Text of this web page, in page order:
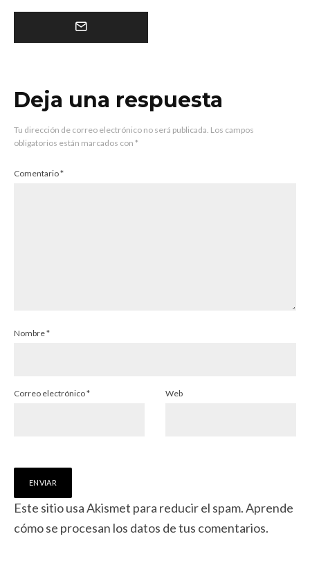
Deja una respuesta
Tu dirección de correo electrónico no será publicada. Los campos
obligatorios están marcados con *
Comentario*
Nombre*
Correo electrónico* Web
Este sitio usa Akismet para reducir el spam.Aprende
cómo se procesan los datos de tus comentarios.